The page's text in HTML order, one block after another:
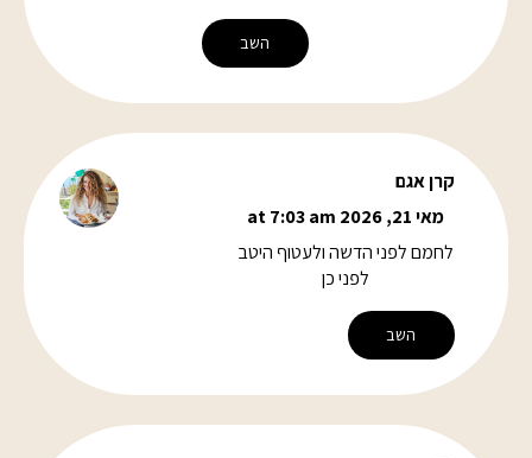
השב
קרן אגם
מאי 21, 2026 at 7:03 am
לחמם לפני הדשה ולעטוף היטב
לפני כן
השב